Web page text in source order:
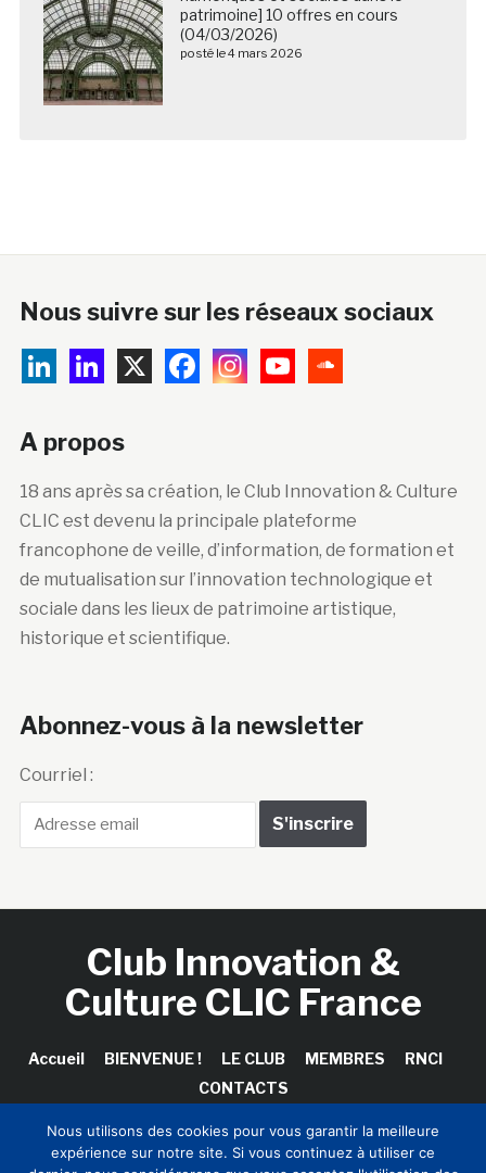
patrimoine] 10 offres en cours
(04/03/2026)
posté le 4 mars 2026
Nous suivre sur les réseaux sociaux
A propos
18 ans après sa création, le Club Innovation & Culture
CLIC est devenu la principale plateforme
francophone de veille, d’information, de formation et
de mutualisation sur l’innovation technologique et
sociale dans les lieux de patrimoine artistique,
historique et scientifique.
Abonnez-vous à la newsletter
Courriel :
Club Innovation &
Culture CLIC France
Accueil BIENVENUE ! LE CLUB MEMBRES
RNCI
CONTACTS
Nous utilisons des cookies pour vous garantir la meilleure
expérience sur notre site. Si vous continuez à utiliser ce